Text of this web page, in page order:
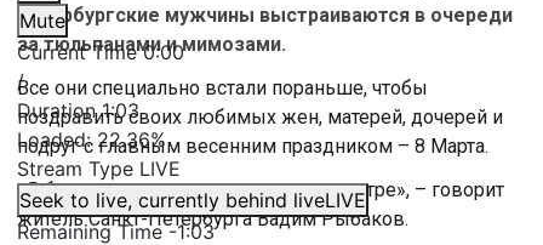
Mute
Current Time0:00
/
Duration1:03
Loaded: 22.36%
Stream Type LIVE
Seek to live, currently behind liveLIVE
Remaining Time-1:03
петербургские мужчины выстраиваются в очереди
за тюльпанами и мимозами.
Все они специально встали пораньше, чтобы
поздравить своих любимых жен, матерей, дочерей и
подруг с главным весенним праздником – 8 Марта.
«Я беру цветы жене, теще, маме и сестре», – говорит
житель Санкт-Петербурга Вадим Рыбаков.